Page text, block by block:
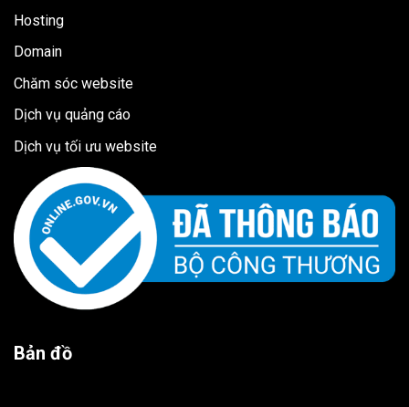
Hosting
Domain
Chăm sóc website
Dịch vụ quảng cáo
Dịch vụ tối ưu website
Bản đồ